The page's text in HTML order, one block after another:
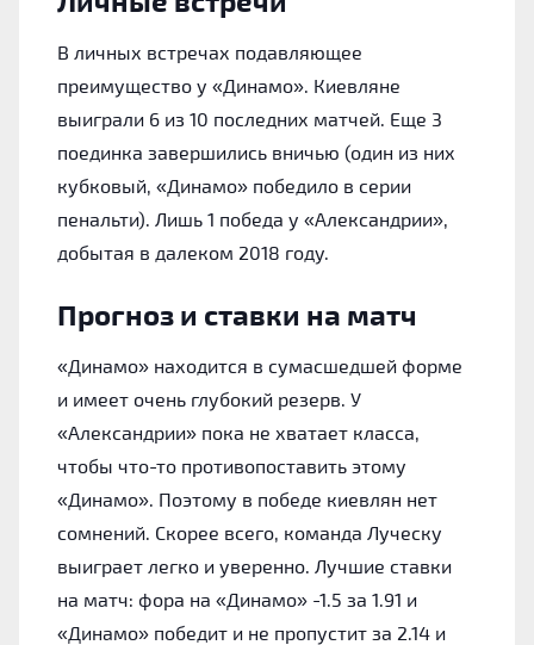
В личных встречах подавляющее
преимущество у «Динамо». Киевляне
выиграли 6 из 10 последних матчей. Еще 3
поединка завершились вничью (один из них
кубковый, «Динамо» победило в серии
пенальти). Лишь 1 победа у «Александрии»,
добытая в далеком 2018 году.
Прогноз и ставки на матч
«Динамо» находится в сумасшедшей форме
и имеет очень глубокий резерв. У
«Александрии» пока не хватает класса,
чтобы что-то противопоставить этому
«Динамо». Поэтому в победе киевлян нет
сомнений. Скорее всего, команда Луческу
выиграет легко и уверенно. Лучшие ставки
на матч: фора на «Динамо» -1.5 за 1.91 и
«Динамо» победит и не пропустит за 2.14 и